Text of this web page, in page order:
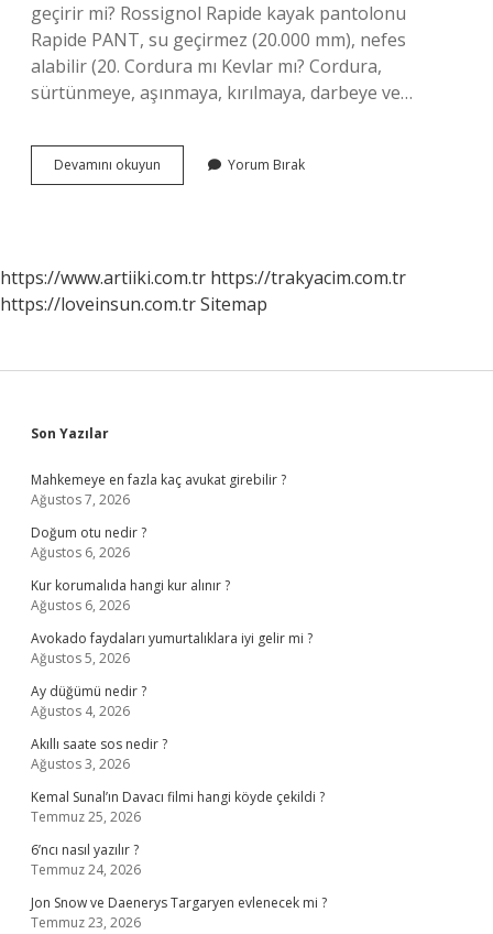
geçirir mi? Rossignol Rapide kayak pantolonu
Rapide PANT, su geçirmez (20.000 mm), nefes
alabilir (20. Cordura mı Kevlar mı? Cordura,
sürtünmeye, aşınmaya, kırılmaya, darbeye ve…
Devamını okuyun
Pantolon
Yorum Bırak
https://www.artiiki.com.tr https://trakyacim.com.tr
https://loveinsun.com.trSitemap
Sidebar
Son Yazılar
Mahkemeye en fazla kaç avukat girebilir ?
Ağustos 7, 2026
Doğum otu nedir ?
Ağustos 6, 2026
Kur korumalıda hangi kur alınır ?
Ağustos 6, 2026
Avokado faydaları yumurtalıklara iyi gelir mi ?
Ağustos 5, 2026
Ay düğümü nedir ?
Ağustos 4, 2026
Akıllı saate sos nedir ?
Ağustos 3, 2026
Kemal Sunal’ın Davacı filmi hangi köyde çekildi ?
Temmuz 25, 2026
6’ncı nasıl yazılır ?
Temmuz 24, 2026
Jon Snow ve Daenerys Targaryen evlenecek mi ?
Temmuz 23, 2026